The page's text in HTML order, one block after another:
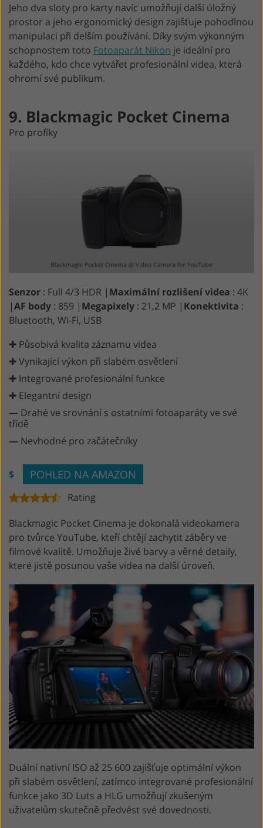
Jeho dva sloty pro karty navíc umožňují další úložný
prostor a jeho ergonomický design zajišťuje pohodlnou
manipulaci při delším používání. Díky svým výkonným
schopnostem toto Fotoaparát Nikon je ideální pro
každého, kdo chce vytvářet profesionální videa, která
ohromí své publikum.
9. Blackmagic Pocket Cinema
Pro profíky
Senzor : Full 4/3 HDR | Maximální rozlišení videa : 4K
|AF body : 859 | Megapixely : 21,2 MP | Konektivita :
Bluetooth, Wi-Fi, USB
✚ Působivá kvalita záznamu videa
✚ Vynikající výkon při slabém osvětlení
✚ Integrované profesionální funkce
✚ Elegantní design
— Drahé ve srovnání s ostatními fotoaparáty ve své
třídě
— Nevhodné pro začátečníky
$ POHLED NA AMAZON
Rating
Blackmagic Pocket Cinema je dokonalá videokamera
pro tvůrce YouTube, kteří chtějí zachytit záběry ve
filmové kvalitě. Umožňuje živé barvy a věrné detaily,
které jistě posunou vaše videa na další úroveň.
Duální nativní ISO až 25 600 zajišťuje optimální výkon
při slabém osvětlení, zatímco integrované profesionální
funkce jako 3D Luts a HLG umožňují zkušeným
uživatelům skutečně předvést své dovednosti.